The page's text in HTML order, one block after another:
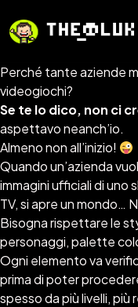
Perché tante aziende
videogiochi?
Se te lo dico, non ci
aspettavo neanch’io.
Almeno non all’inizio!
Quando un’azienda
immagini ufficiali di uno
TV, si apre un mondo…
Bisogna rispettare le
personaggi, palette
Ogni elemento va
prima di poter
spesso da più livelli, più